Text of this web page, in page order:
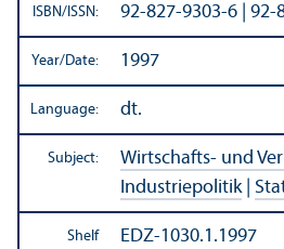
ISBN/ISSN: 92-827-9303-6 | 92-
Year/Date: 1997
Language: dt.
Subject: Wirtschafts- und
Industriepolitik|
Shelf
EDZ-1030.1.1997